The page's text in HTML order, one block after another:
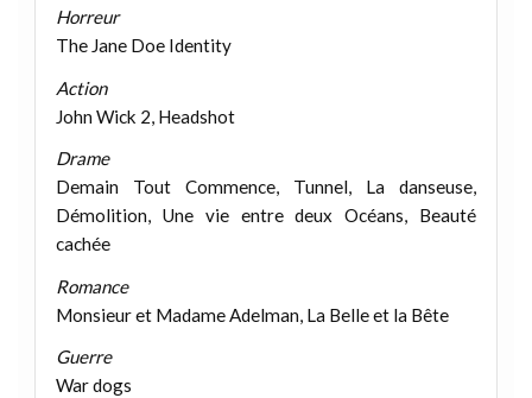
Horreur
The Jane Doe Identity
Action
John Wick 2, Headshot
Drame
Demain Tout Commence, Tunnel, La danseuse,
Démolition, Une vie entre deux Océans, Beauté
cachée
Romance
Monsieur et Madame Adelman, La Belle et la Bête
Guerre
War dogs